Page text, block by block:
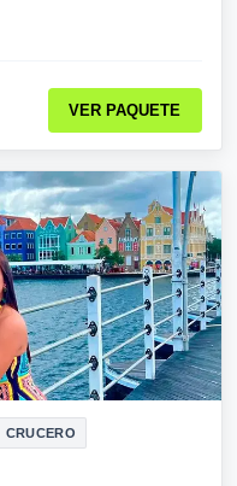
VER PAQUETE
CRUCERO